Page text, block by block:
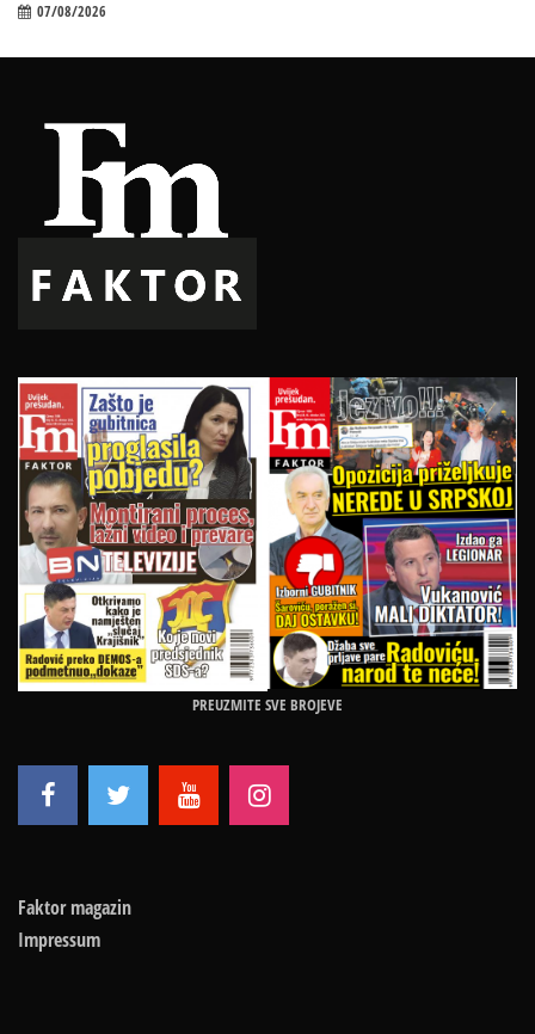
07/08/2026
PREUZMITE SVE BROJEVE
Faktor magazin
Impressum